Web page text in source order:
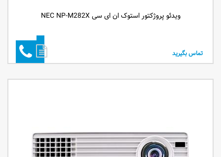
ویدئو پروژکتور استوک ان ای سی NEC NP-M282X
تماس بگیرید